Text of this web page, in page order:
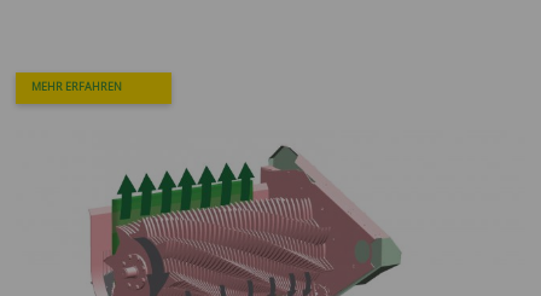
MEHR ERFAHREN